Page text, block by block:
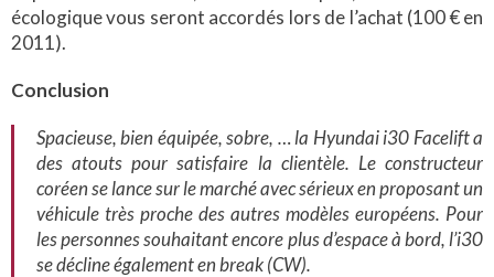
écologique vous seront accordés lors de l’achat (100 € en
2011).
Conclusion
Spacieuse, bien équipée, sobre, … la Hyundai i30 Facelift a
des atouts pour satisfaire la clientèle. Le constructeur
coréen se lance sur le marché avec sérieux en proposant un
véhicule très proche des autres modèles européens. Pour
les personnes souhaitant encore plus d’espace à bord, l’i30
se décline également en break (CW).